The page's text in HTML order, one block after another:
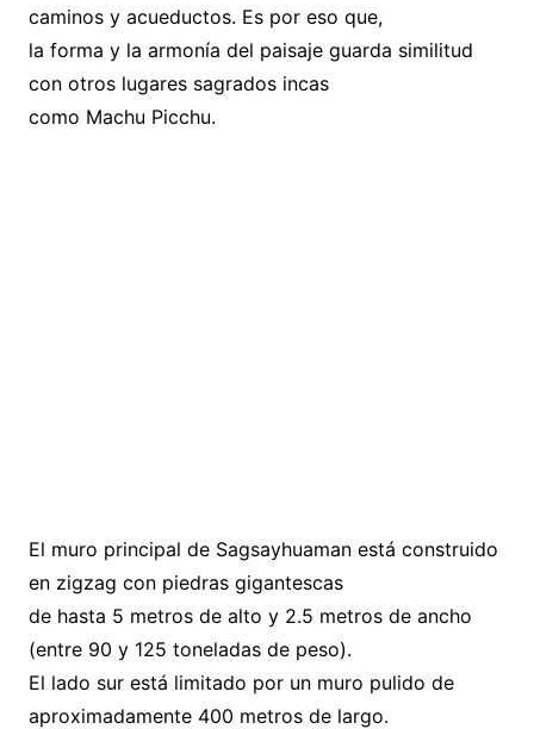
caminos y acueductos. Es por eso que,
la forma y la armonía del paisaje guarda similitud
con otros lugares sagrados incas
como Machu Picchu.
El muro principal de Sagsayhuaman está construido
en zigzag con piedras gigantescas
de hasta 5 metros de alto y 2.5 metros de ancho
(entre 90 y 125 toneladas de peso).
El lado sur está limitado por un muro pulido de
aproximadamente 400 metros de largo.